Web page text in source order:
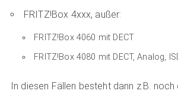
FRITZ!Box 4xxx, außer:
FRITZ!Box 4060 mit DECT
FRITZ!Box 4080 mit DECT, Analog,
In diesen Fällen besteht dann z.B.